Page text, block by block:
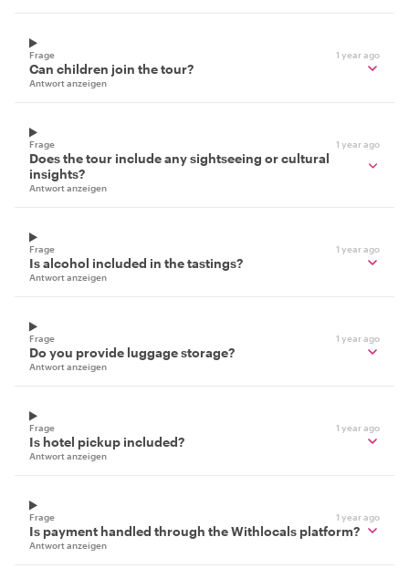
Frage 1 year ago
Can children join the tour?
Antwort anzeigen
Frage 1 year ago
Does the tour include any sightseeing or cultural
insights?
Antwort anzeigen
Frage 1 year ago
Is alcohol included in the tastings?
Antwort anzeigen
Frage 1 year ago
Do you provide luggage storage?
Antwort anzeigen
Frage 1 year ago
Is hotel pickup included?
Antwort anzeigen
Frage 1 year ago
Is payment handled through the Withlocals platform?
Antwort anzeigen